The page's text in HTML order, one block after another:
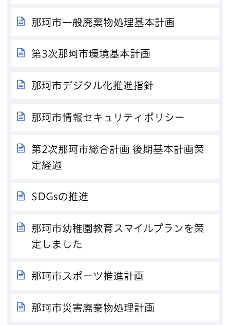
那珂市一般廃棄物処理基本計画
第3次那珂市環境基本計画
那珂市デジタル化推進指針
那珂市情報セキュリティポリシー
第2次那珂市総合計画 後期基本計画策
定経過
SDGsの推進
那珂市幼稚園教育スマイルプランを策
定しました
那珂市スポーツ推進計画
那珂市災害廃棄物処理計画